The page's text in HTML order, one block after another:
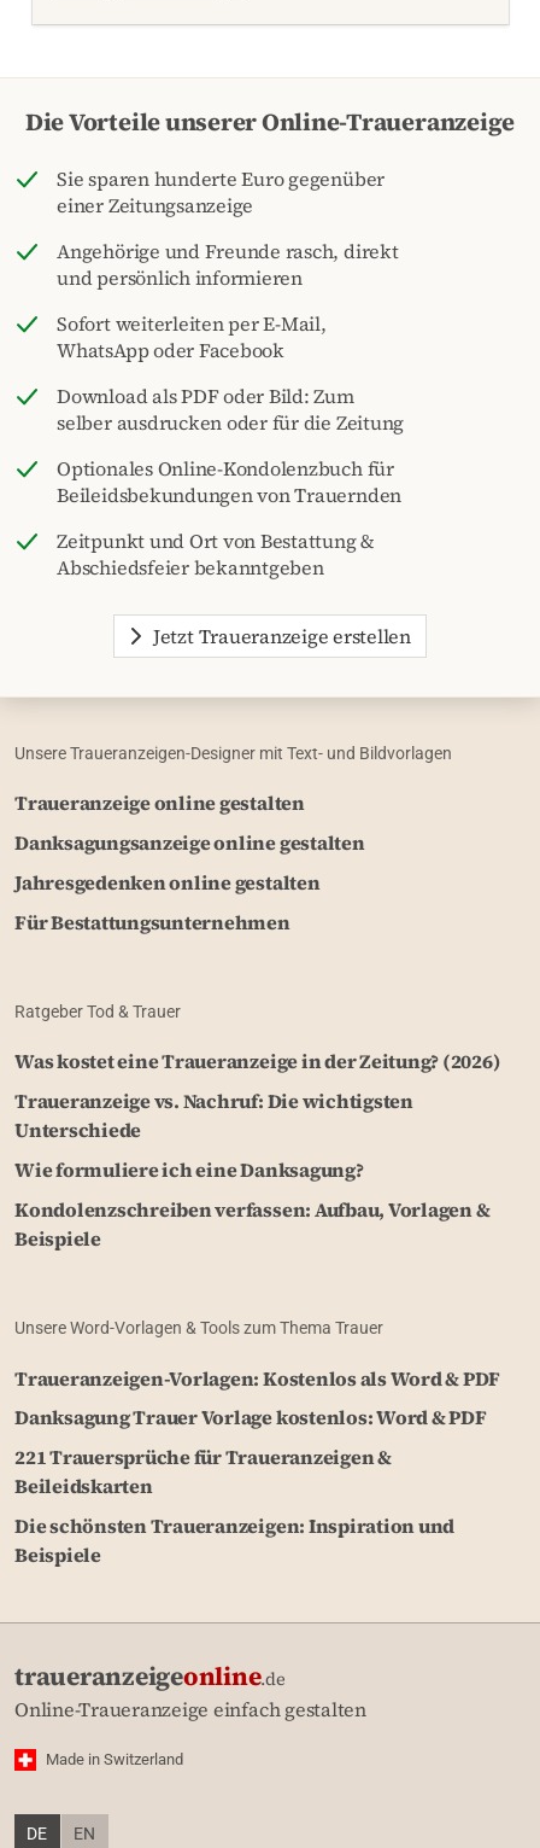
Die Vorteile unserer Online-Traueranzeige
Sie sparen hunderte Euro gegenüber
einer Zeitungsanzeige
Angehörige und Freunde rasch, direkt
und persönlich informieren
Sofort weiterleiten per E-Mail,
WhatsApp oder Facebook
Download als PDF oder Bild: Zum
selber ausdrucken oder für die Zeitung
Optionales Online-Kondolenzbuch für
Beileidsbekundungen von Trauernden
Zeitpunkt und Ort von Bestattung &
Abschiedsfeier bekanntgeben
Jetzt Traueranzeige erstellen
Unsere Traueranzeigen-Designer mit Text- und Bildvorlagen
Traueranzeige online gestalten
Danksagungsanzeige online gestalten
Jahresgedenken online gestalten
Für Bestattungsunternehmen
Ratgeber Tod & Trauer
Was kostet eine Traueranzeige in der Zeitung? (2026)
Traueranzeige vs. Nachruf: Die wichtigsten
Unterschiede
Wie formuliere ich eine Danksagung?
Kondolenzschreiben verfassen: Aufbau, Vorlagen &
Beispiele
Unsere Word-Vorlagen & Tools zum Thema Trauer
Traueranzeigen-Vorlagen: Kostenlos als Word & PDF
Danksagung Trauer Vorlage kostenlos: Word & PDF
221 Trauersprüche für Traueranzeigen &
Beileidskarten
Die schönsten Traueranzeigen: Inspiration und
Beispiele
traueranzeigeonline.de
Online-Traueranzeige einfach gestalten
Made in Switzerland
DE EN